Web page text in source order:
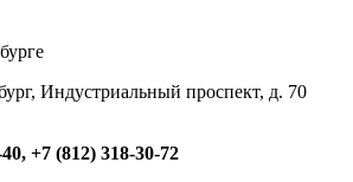
Индустриальный проспект, д. 70
+7 (812) 318-30-72